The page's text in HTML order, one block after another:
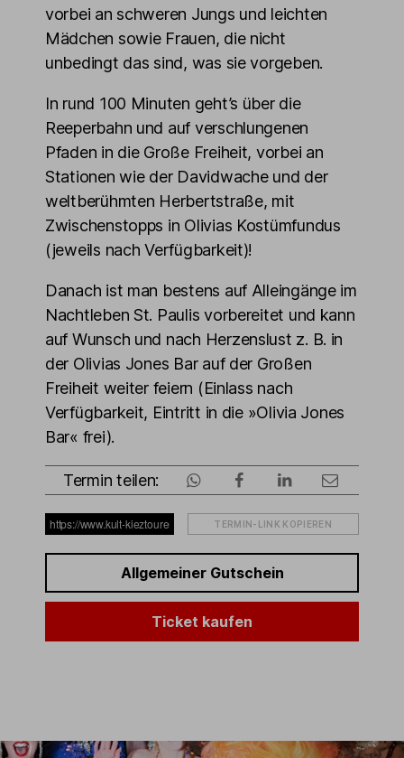
vorbei an schweren Jungs und leichten
Mädchen sowie Frauen, die nicht
unbedingt das sind, was sie vorgeben.
In rund 100 Minuten geht’s über die
Reeperbahn und auf verschlungenen
Pfaden in die Große Freiheit, vorbei an
Stationen wie der Davidwache und der
weltberühmten Herbertstraße, mit
Zwischenstopps in Olivias Kostümfundus
(jeweils nach Verfügbarkeit)!
Danach ist man bestens auf Alleingänge im
Nachtleben St. Paulis vorbereitet und kann
auf Wunsch und nach Herzenslust z. B. in
der Olivias Jones Bar auf der Großen
Freiheit weiter feiern (Einlass nach
Verfügbarkeit, Eintritt in die »Olivia Jones
Bar« frei).
Termin teilen:
TERMIN-LINK KOPIEREN
Allgemeiner Gutschein
Ticket kaufen